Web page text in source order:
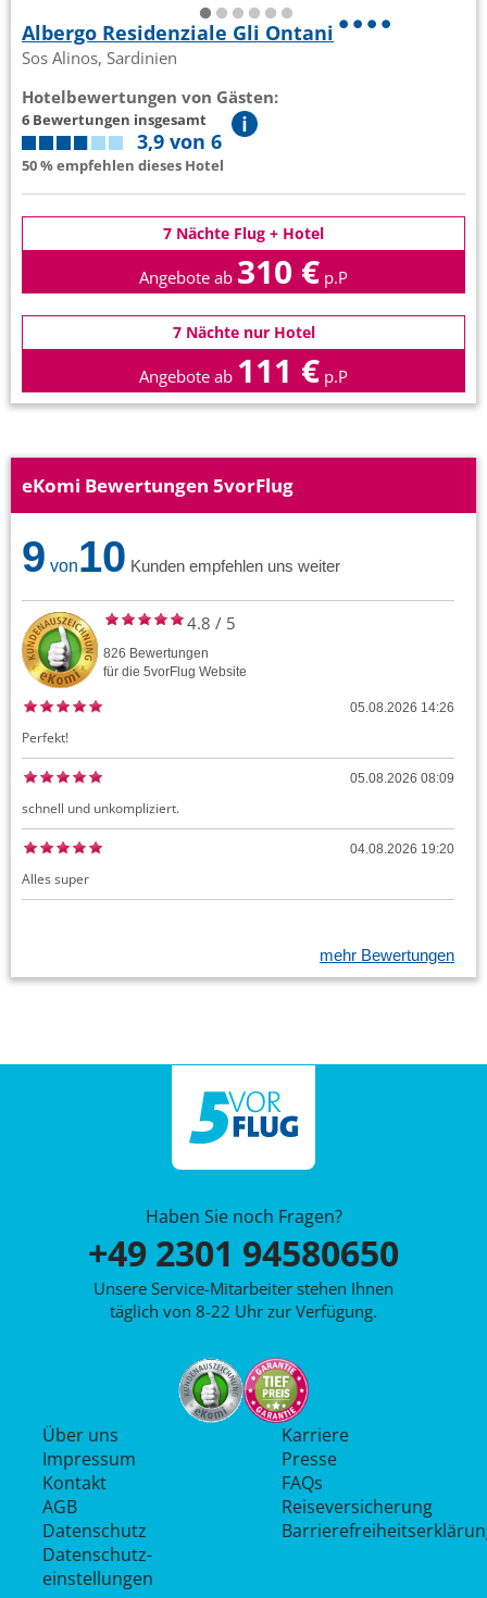
Albergo Residenziale Gli Ontani
Sos Alinos, Sardinien
Hotelbewertungen von Gästen:
6 Bewertungen insgesamt
3,9 von 6
50 % empfehlen dieses Hotel
7 Nächte Flug + Hotel
Angebote ab 310 € p.P
7 Nächte nur Hotel
Angebote ab 111 € p.P
eKomi Bewertungen 5vorFlug
9 von10 Kunden empfehlen uns weiter
4.8 / 5
826 Bewertungen
für die 5vorFlug Website
05.08.2026 14:26
Perfekt!
05.08.2026 08:09
schnell und unkompliziert.
04.08.2026 19:20
Alles super
mehr Bewertungen
Haben Sie noch Fragen?
+49 2301 94580650
Unsere Service-Mitarbeiter stehen Ihnen
täglich von 8-22 Uhr zur Verfügung.
Über uns
Impressum
Kontakt
AGB
Datenschutz
Datenschutz­
einstellungen
Karriere
Presse
FAQs
Reiseversicherung